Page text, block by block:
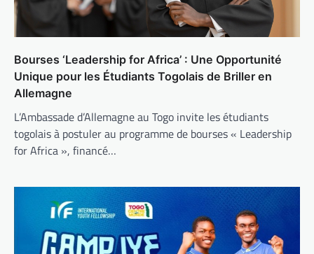
Bourses ‘Leadership for Africa’ : Une Opportunité
Unique pour les Étudiants Togolais de Briller en
Allemagne
L’Ambassade d’Allemagne au Togo invite les étudiants
togolais à postuler au programme de bourses « Leadership
for Africa », financé…